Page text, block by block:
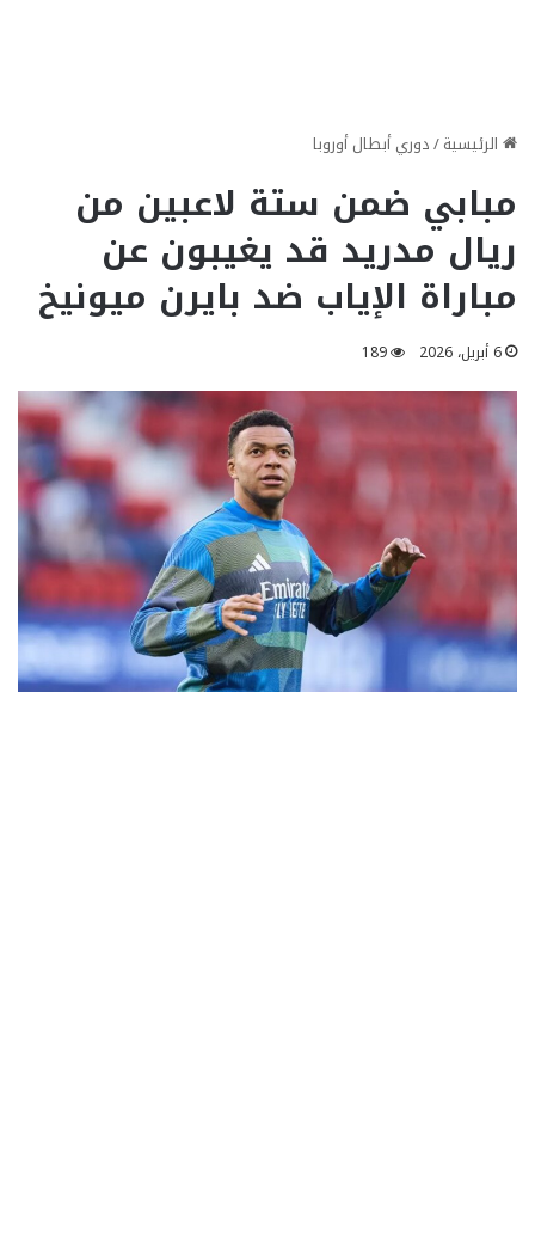
الرئيسية/دوري أبطال أوروبا
مبابي ضمن ستة لاعبين من
ريال مدريد قد يغيبون عن
مباراة الإياب ضد بايرن ميونيخ
6 أبريل، 2026 189